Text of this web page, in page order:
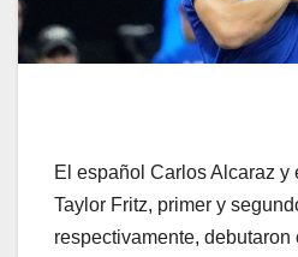
El español Carlos Alcaraz y
Taylor Fritz, primer y
respectivamente, debutaron